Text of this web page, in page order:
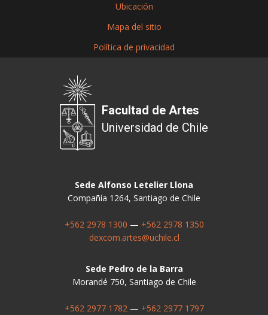
Ubicación
Mapa del sitio
Política de privacidad
Facultad de Artes
Universidad de Chile
Sede Alfonso Letelier Llona
Compañía 1264, Santiago de Chile
+562 2978 1300 — +562 2978 1350
dexcom.artes@uchile.cl
Sede Pedro de la Barra
Morandé 750, Santiago de Chile
+562 2977 1782— +562 2977 1797